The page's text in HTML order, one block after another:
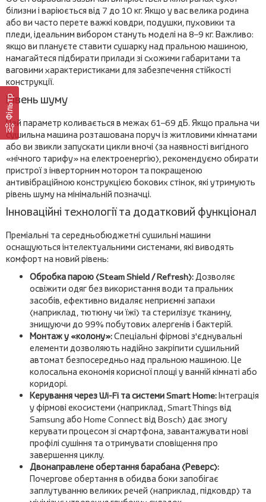
Фільтр
білизни і варіюється від 7 до 10 кг. Якщо у вас велика родина
або ви часто перете важкі ковдри, подушки, пуховики та
пледи, ідеальним вибором стануть моделі на 8–9 кг. Важливо:
якщо ви плануєте ставити сушарку над пральною машиною,
намагайтеся підбирати прилади зі схожими габаритами та
ваговими характеристиками для забезпечення стійкості
конструкції.
Рівень шуму
Цей параметр коливається в межах 61–69 дБ. Якщо пральна чи
сушильна машина розташована поруч із житловими кімнатами
або ви звикли запускати цикли вночі (за наявності вигідного
«нічного тарифу» на електроенергію), рекомендуємо обирати
пристрої з інверторним мотором та покращеною
антивібраційною конструкцією бокових стінок, які утримують
рівень шуму на мінімальній позначці.
Інноваційні технології та додатковий функціонал
Преміальні та середньобюджетні сушильні машини
оснащуються інтелектуальними системами, які виводять
комфорт на новий рівень:
Обробка парою (Steam Shield / Refresh):Дозволяє
освіжити одяг без використання води та пральних
засобів, ефективно видаляє неприємні запахи
(наприклад, тютюну чи їжі) та стерилізує тканину,
знищуючи до 99% побутових алергенів і бактерій.
Монтаж у «колону»:Спеціальні фірмові з'єднувальні
елементи дозволяють надійно закріпити сушильний
автомат безпосередньо над пральною машиною. Це
колосальна економія корисної площі у ванній кімнаті або
коридорі.
Керування через Wi-Fi та системи Smart Home:Інтеграція
у фірмові екосистеми (наприклад, SmartThings від
Samsung або Home Connect від Bosch) дає змогу
керувати процесом зі смартфона, завантажувати нові
профілі сушіння та отримувати сповіщення про
завершення циклу.
Двонаправлене обертання барабана (Реверс):
Почергове обертання в обидва боки запобігає
заплутуванню великих речей (наприклад, підковдр) та